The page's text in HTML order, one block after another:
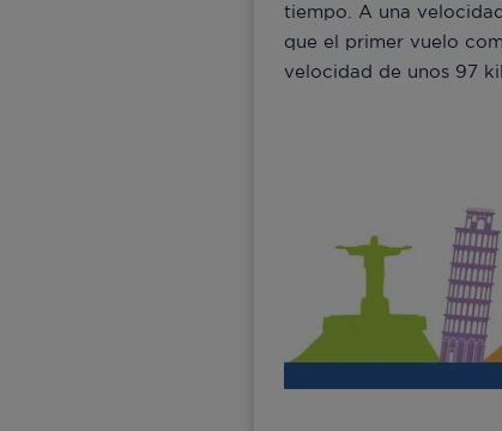
tiempo. A una
que el primer vuelo
velocidad de unos 97